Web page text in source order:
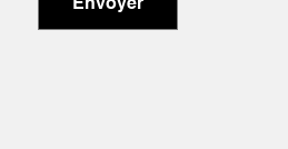
Envoyer